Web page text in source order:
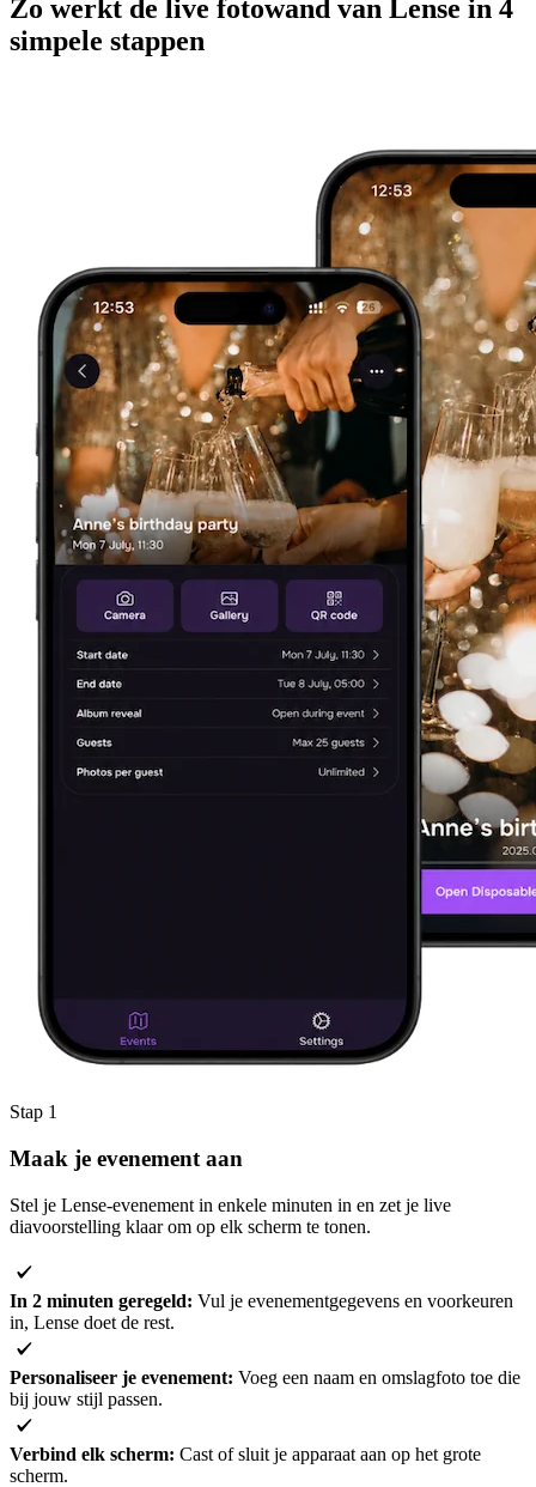
Zo werkt de live fotowand van Lense in 4
simpele stappen
Stap 1
Maak je evenement aan
Stel je Lense-evenement in enkele minuten in en zet je live
diavoorstelling klaar om op elk scherm te tonen.
In 2 minuten geregeld: Vul je evenementgegevens en voorkeuren
in, Lense doet de rest.
Personaliseer je evenement: Voeg een naam en omslagfoto toe die
bij jouw stijl passen.
Verbind elk scherm: Cast of sluit je apparaat aan op het grote
scherm.